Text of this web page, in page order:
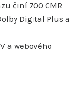
činí 700 CMR
Digital Plus a
a webového